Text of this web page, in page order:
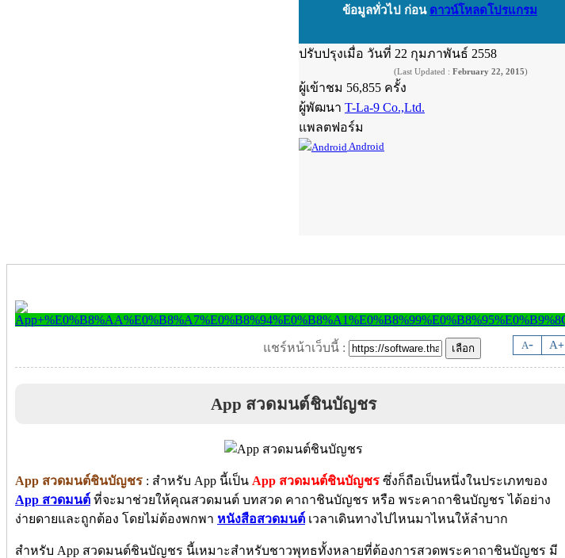
ข้อมูลทั่วไป ก่อน ดาวน์โหลดโปรแกรม
ปรับปรุงเมื่อ วันที่ 22 กุมภาพันธ์ 2558
(Last Updated : February 22, 2015)
ผู้เข้าชม 56,855 ครั้ง
ผู้พัฒนา T-La-9 Co.,Ltd.
แพลตฟอร์ม
Android
A- A+
แชร์หน้าเว็บนี้ :
App สวดมนต์ชินบัญชร
App สวดมนต์ชินบัญชร : สำหรับ App นี้เป็น App สวดมนต์ชินบัญชร ซึ่งก็ถือเป็นหนึ่งในประเภทของ
App สวดมนต์ ที่จะมาช่วยให้คุณสวดมนต์ บทสวด คาถาชินบัญชร หรือ พระคาถาชินบัญชรได้อย่าง
ง่ายดายและถูกต้อง โดยไม่ต้องพกพา หนังสือสวดมนต์ เวลาเดินทางไปไหนมาไหนให้ลำบาก
สำหรับ App สวดมนต์ชินบัญชร นี้เหมาะสำหรับชาวพุทธทั้งหลายที่ต้องการสวดพระคาถาชินบัญชร มี